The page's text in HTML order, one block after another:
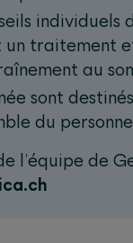
individuels
un traitement
au
sont
du
l’équipe de